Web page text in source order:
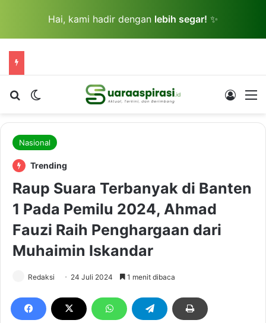
Hai, kami hadir dengan lebih segar! ✨
Cari berita...Switch skin Log In
Nasional
Trending
Raup Suara Terbanyak di Banten
1 Pada Pemilu 2024, Ahmad
Fauzi Raih Penghargaan dari
Muhaimin Iskandar
Redaksi 24 Juli 2024 1 menit dibaca